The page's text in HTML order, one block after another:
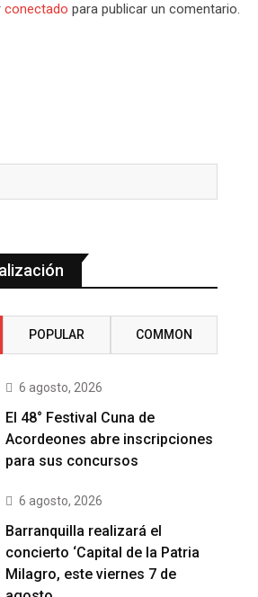
conectado para publicar un comentario.
POPULAR COMMON
6 agosto, 2026
El 48° Festival Cuna de
Acordeones abre inscripciones
para sus concursos
6 agosto, 2026
Barranquilla realizará el
concierto ‘Capital de la Patria
Milagro, este viernes 7 de